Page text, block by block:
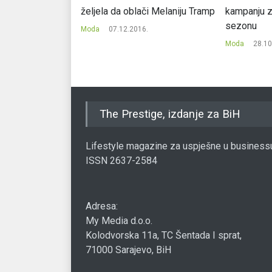
željela da oblači Melaniju Tramp
Moda 07.12.2016.
kampanju
sezonu
Moda
The Prestige, izdanje za BiH
Lifestyle magazine za uspješne u
ISSN 2637-2584
Adresa:
My Media d.o.o.
Kolodvorska 11a, TC Šentada I sprat,
71000 Sarajevo, BiH